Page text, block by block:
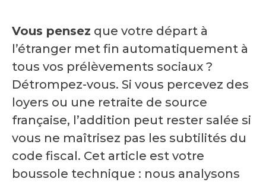
Vous pensez que votre départ à
l’étranger met fin automatiquement à
tous vos prélèvements sociaux ?
Détrompez-vous. Si vous percevez des
loyers ou une retraite de source
française, l’addition peut rester salée si
vous ne maîtrisez pas les subtilités du
code fiscal. Cet article est votre
boussole technique : nous analysons